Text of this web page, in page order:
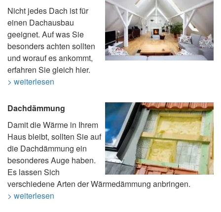
Nicht jedes Dach ist für
einen Dachausbau
geeignet. Auf was Sie
besonders achten sollten
und worauf es ankommt,
erfahren Sie gleich hier.
> weiterlesen
Dachdämmung
Damit die Wärme in Ihrem
Haus bleibt, sollten Sie auf
die Dachdämmung ein
besonderes Auge haben.
Es lassen Sich
verschiedene Arten der Wärmedämmung anbringen.
> weiterlesen